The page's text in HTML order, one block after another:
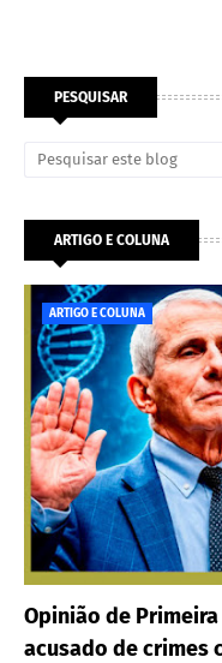
PESQUISAR
ARTIGO E COLUNA
ARTIGO E COLUNA
Opinião de
acusado de crimes